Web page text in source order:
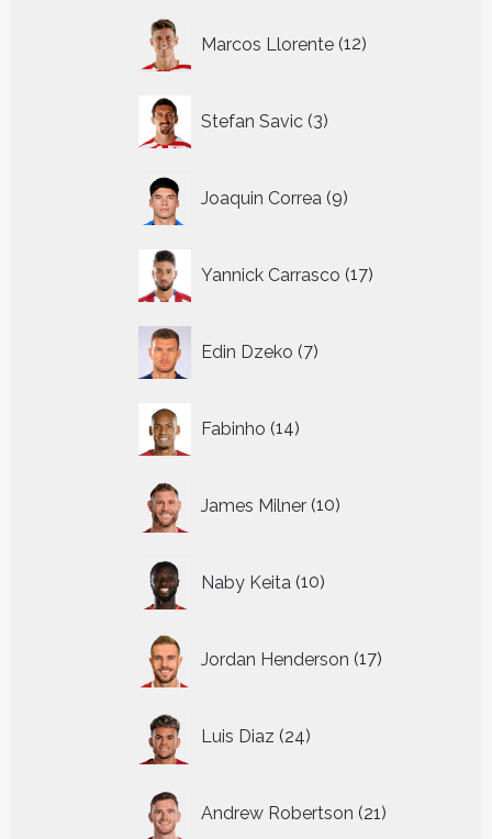
Marcos Llorente 12
producten
Stefan Savic 3
producten
Joaquin Correa 9
producten
Yannick Carrasco 17
producten
Edin Dzeko 7
producten
Fabinho 14
producten
James Milner 10
producten
Naby Keita 10
producten
Jordan Henderson 17
producten
Luis Diaz 24
producten
Andrew Robertson 21
producten